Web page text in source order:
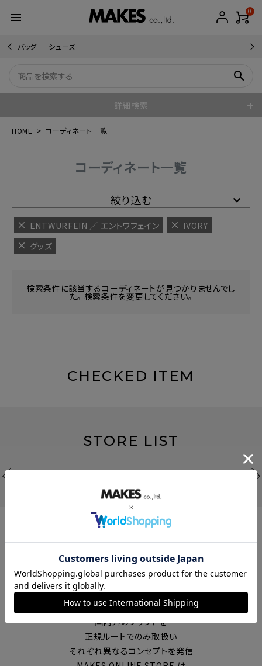
menu 0
バッグ シューズ
search
詳細検索
HOME コーディネート一覧
コーディネート一覧
絞り込む
ENTWURFEIN ／ エントワフェイン
IVORY
グッズ
検索条件に該当するコーディネートが見つかりませんでし
た。 検索条件を変更してください。
CHECKED ITEM
STORE LIST
富山の中心エリアで現在7店舗の
セレクトショップを展開
国内外のブランドを
正規ルートでのみ取扱い
それぞれ異なるコンセプトを発信